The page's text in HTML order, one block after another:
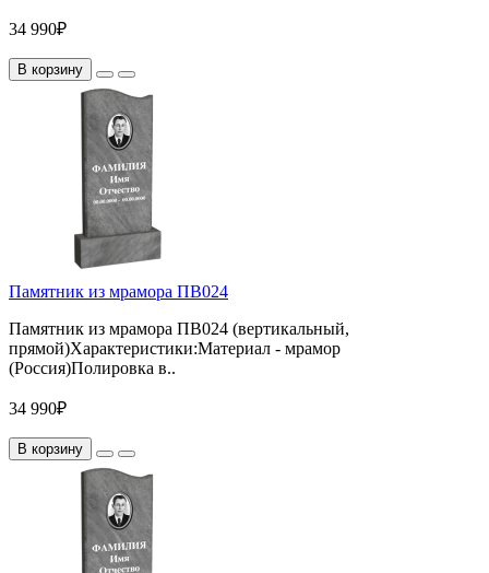
34 990₽
В корзину
Памятник из мрамора ПВ024
Памятник из мрамора ПВ024 (вертикальный,
прямой)Характеристики:Материал - мрамор
(Россия)Полировка в..
34 990₽
В корзину